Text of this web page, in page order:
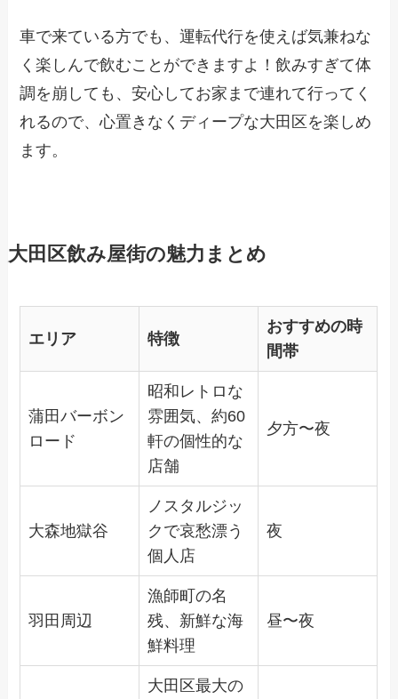
車で来ている方でも、運転代行を使えば気兼ねな
く楽しんで飲むことができますよ！飲みすぎて体
調を崩しても、安心してお家まで連れて行ってく
れるので、心置きなくディープな大田区を楽しめ
ます。
大田区飲み屋街の魅力まとめ
エリア 特徴
おすすめの時
間帯
蒲田バーボン
ロード
昭和レトロな
雰囲気、約60
軒の個性的な
店舗
夕方〜夜
大森地獄谷
ノスタルジッ
クで哀愁漂う
個人店
夜
羽田周辺
漁師町の名
残、新鮮な海
鮮料理
昼〜夜
大田区最大の